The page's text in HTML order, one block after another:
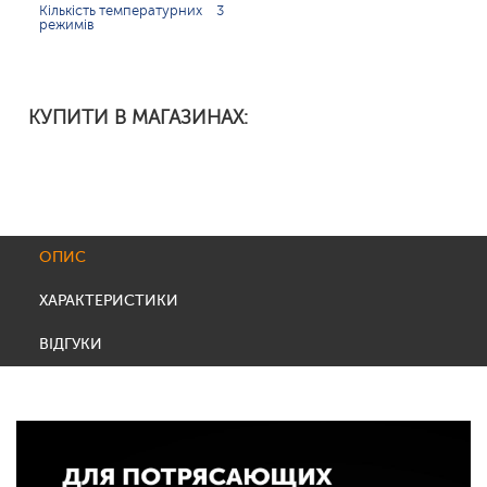
Кількість температурних
режимів
3
КУПИТИ В МАГАЗИНАХ:
ОПИС
ХАРАКТЕРИСТИКИ
ВІДГУКИ